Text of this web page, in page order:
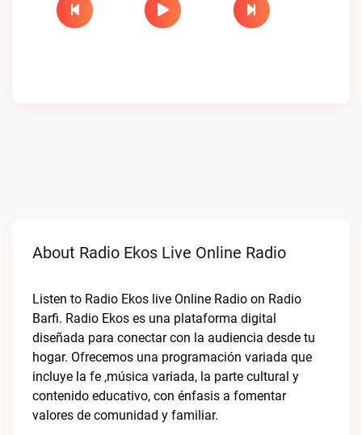
About Radio Ekos Live Online Radio
Listen to Radio Ekos live Online Radio on Radio
Barfi. Radio Ekos es una plataforma digital
diseñada para conectar con la audiencia desde tu
hogar. Ofrecemos una programación variada que
incluye la fe ,música variada, la parte cultural y
contenido educativo, con énfasis a fomentar
valores de comunidad y familiar.